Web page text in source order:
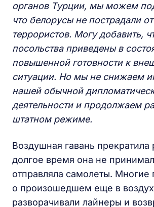
органов Турции, мы можем
что белорусы не пострадали
террористов. Могу добавить,
посольства приведены в
повышенной готовности к
ситуации. Но мы не снижаем
нашей обычной
деятельности и продолжаем
штатном режиме.
Воздушная гавань прекратила
долгое время она не
отправляла самолеты. Многие
о произошедшем еще в
разворачивали лайнеры и